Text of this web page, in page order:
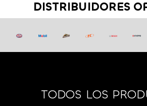
DISTRIBUIDORES
TODOS LOS